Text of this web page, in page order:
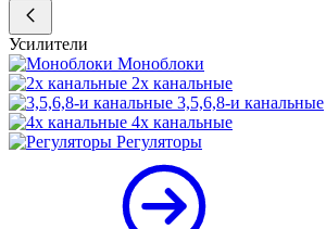
Усилители
Моноблоки
2х канальные
3,5,6,8-и канальные
4х канальные
Регуляторы